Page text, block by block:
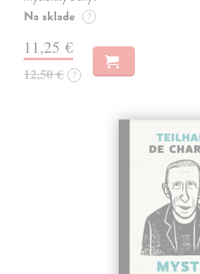
Na sklade ?
11,25 €
12,50 € ?